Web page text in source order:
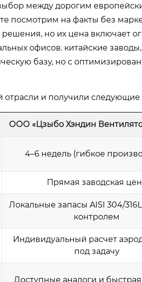
между дорогим
посмотрим на факты без
но их цена включает
офисов. китайские заводы,
базу, но с
отрасли и получили
ООО «Цзыбо Хэндин
4–6 недель (гибкое
Прямая заводская
Локальные запасы AISI 304/
контролем
Индивидуальный расчет
под задачу
Доступные аналоги и быстрая